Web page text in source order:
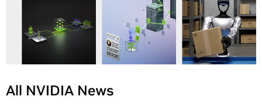
All NVIDIA News